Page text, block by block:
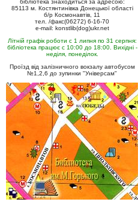
бібліотека знаходиться за адресою:
85113 м. Костянтинівка Донецької області
б/р Космонавтів, 11
тел. /факс(06272) 6-16-70
e-mail: konstlib(dog)ukr.net
Літній графік роботи с 1 липня по 31 серпня:
бібліотека працює с 10:00 до 18:00. Вихідні -
неділя, понеділок.
Проїзд від залізничного вокзалу автобусом
№1,2,6 до зупинки "Універсам"